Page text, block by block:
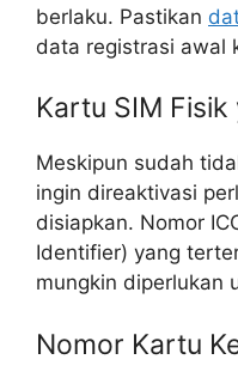
berlaku. Pastikan
data registrasi awal
Kartu SIM
Meskipun sudah
ingin direaktivasi
disiapkan. Nomor
Identifier) yang
mungkin diperlukan
Nomor Kartu